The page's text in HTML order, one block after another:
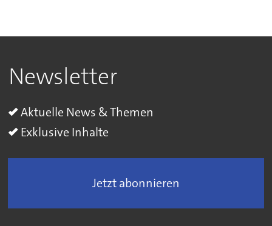
Newsletter
Aktuelle News & Themen
Exklusive Inhalte
Jetzt abonnieren